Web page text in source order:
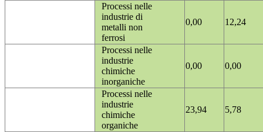
Processi nelle
industrie di
metalli non
ferrosi
0,00 12,24
Processi nelle
industrie
chimiche
inorganiche
0,00 0,00
Processi nelle
industrie
chimiche
organiche
23,94 5,78